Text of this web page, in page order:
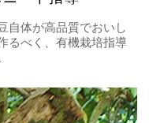
自体が高品質でおいし
るべく、有機栽培指導